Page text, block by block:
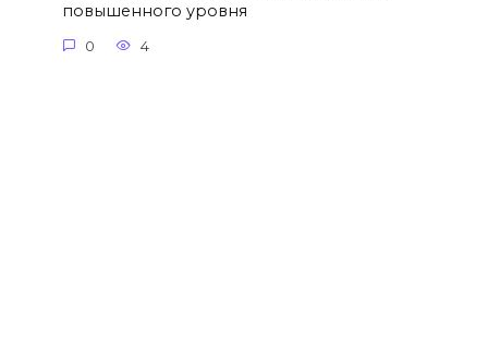
повышенного уровня
0 4